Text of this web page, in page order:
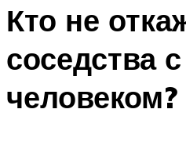
Кто не
соседства с
человеком?